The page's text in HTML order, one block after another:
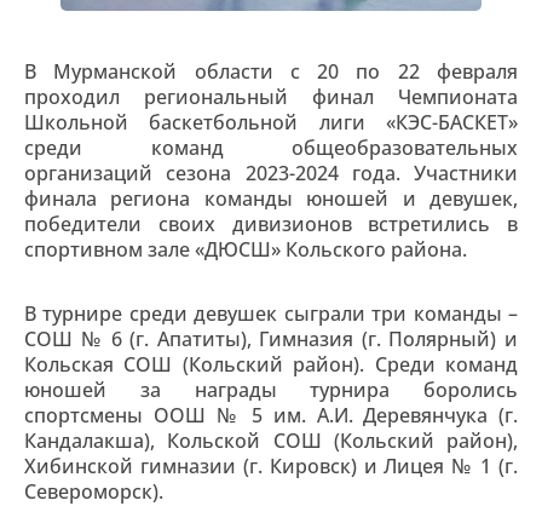
В Мурманской области с 20 по 22 февраля
проходил региональный финал Чемпионата
Школьной баскетбольной лиги «КЭС-БАСКЕТ»
среди команд общеобразовательных
организаций сезона 2023-2024 года. Участники
финала региона команды юношей и девушек,
победители своих дивизионов встретились в
спортивном зале «ДЮСШ» Кольского района.
В турнире среди девушек сыграли три команды –
СОШ № 6 (г. Апатиты), Гимназия (г. Полярный) и
Кольская СОШ (Кольский район). Среди команд
юношей за награды турнира боролись
спортсмены ООШ № 5 им. А.И. Деревянчука (г.
Кандалакша), Кольской СОШ (Кольский район),
Хибинской гимназии (г. Кировск) и Лицея № 1 (г.
Североморск).